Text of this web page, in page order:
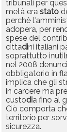
tribunali per
metà era stato
perchè
adopera, per
spese del
cittadini italiani
soprattutto
nel 2008
obbligatorio in
implica che gli
in carcere ma
custodia fino al
Ciò comporta
territorio per
sicurezza.